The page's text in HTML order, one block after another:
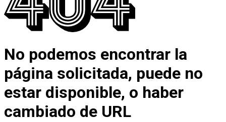
No podemos encontrar la
página solicitada, puede no
estar disponible, o haber
cambiado de URL